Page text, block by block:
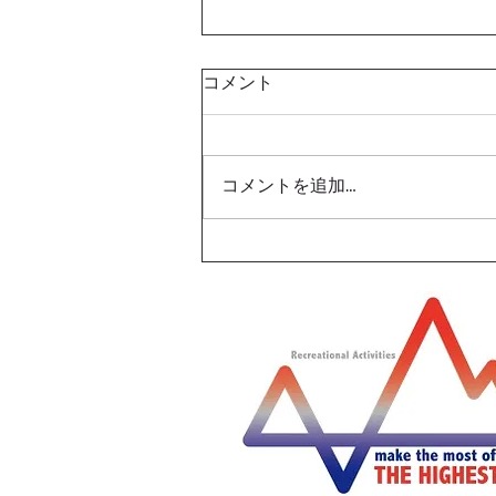
車両リニューアル
コメント
コメントを追加…